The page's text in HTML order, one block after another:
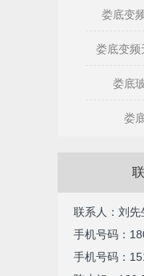
娄底变
娄底变频
娄底
娄
联系人：刘先
手机号码：
手机号码：